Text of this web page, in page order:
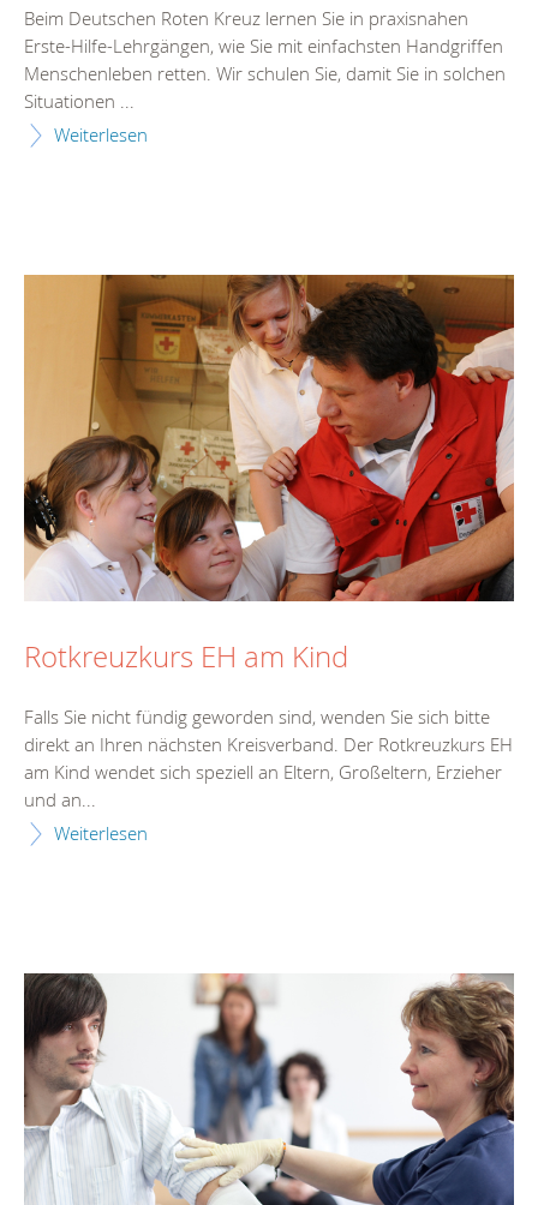
Beim Deutschen Roten Kreuz lernen Sie in praxisnahen
Erste-Hilfe-Lehrgängen, wie Sie mit einfachsten Handgriffen
Menschenleben retten. Wir schulen Sie, damit Sie in solchen
Situationen ...
Weiterlesen
Rotkreuzkurs EH am Kind
Falls Sie nicht fündig geworden sind, wenden Sie sich bitte
direkt an Ihren nächsten Kreisverband. Der Rotkreuzkurs EH
am Kind wendet sich speziell an Eltern, Großeltern, Erzieher
und an...
Weiterlesen